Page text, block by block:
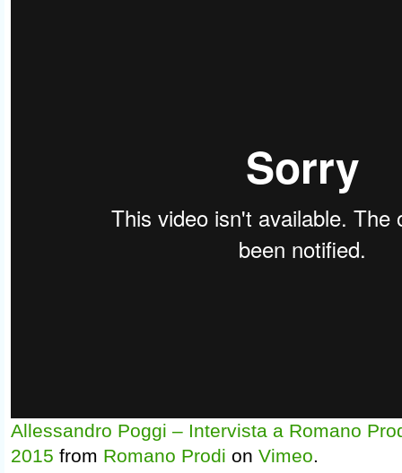
Allessandro Poggi – Intervista a Romano
2015 from Romano Prodi on Vimeo.